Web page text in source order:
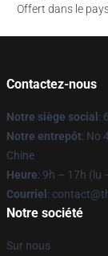
Offert dans le
Contactez-nous
Notre siège social :
Notre entrepôt: No
Chine
Heure: 9h – 17h (lu
Courriel :
Notre société
Sur nous